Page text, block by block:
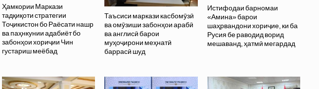
Ҳамкории Маркази
тадқиқоти стратегии
Тоҷикистон бо Раёсати нашр
ва паҳнкунии адабиёт бо
забонҳои хориҷии Чин
густариш меёбад
Таъсиси маркази касбомӯзӣ
ва омӯзиши забонҳои арабӣ
ва англисӣ барои
муҳоҷирони меҳнатӣ
баррасӣ шуд
Истифодаи барномаи
«Амина» барои
шаҳрвандони хориҷие, ки ба
Русия бе раводид ворид
мешаванд, ҳатмӣ мегардад